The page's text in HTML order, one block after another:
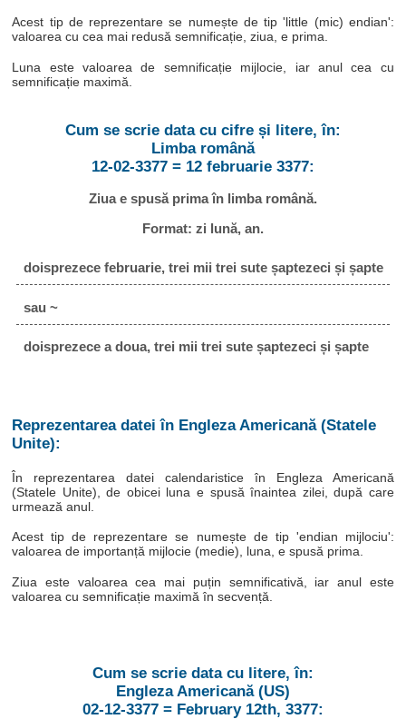
Acest tip de reprezentare se numește de tip 'little (mic) endian':
valoarea cu cea mai redusă semnificație, ziua, e prima.
Luna este valoarea de semnificație mijlocie, iar anul cea cu
semnificație maximă.
Cum se scrie data cu cifre și litere, în:
Limba română
12-02-3377 = 12 februarie 3377:
Ziua e spusă prima în limba română.
Format: zi lună, an.
doisprezece februarie, trei mii trei sute șaptezeci și șapte
sau ~
doisprezece a doua, trei mii trei sute șaptezeci și șapte
Reprezentarea datei în Engleza Americană (Statele
Unite):
În reprezentarea datei calendaristice în Engleza Americană
(Statele Unite), de obicei luna e spusă înaintea zilei, după care
urmează anul.
Acest tip de reprezentare se numește de tip 'endian mijlociu':
valoarea de importanță mijlocie (medie), luna, e spusă prima.
Ziua este valoarea cea mai puțin semnificativă, iar anul este
valoarea cu semnificație maximă în secvență.
Cum se scrie data cu litere, în:
Engleza Americană (US)
02-12-3377 = February 12th, 3377: